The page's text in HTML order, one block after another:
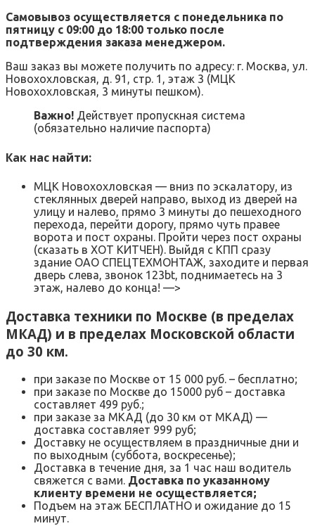
Самовывоз осуществляется с понедельника по
пятницу с 09:00 до 18:00 только после
подтверждения заказа менеджером.
Ваш заказ вы можете получить по адресу: г. Москва, ул.
Новохохловская, д. 91, стр. 1, этаж 3 (МЦК
Новохохловская, 3 минуты пешком).
Важно! Действует пропускная система
(обязательно наличие паспорта)
Как нас найти:
МЦК Новохохловская — вниз по эскалатору, из
стеклянных дверей направо, выход из дверей на
улицу и налево, прямо 3 минуты до пешеходного
перехода, перейти дорогу, прямо чуть правее
ворота и пост охраны. Пройти через пост охраны
(сказать в ХОТ КИТЧЕН). Выйдя с КПП сразу
здание ОАО СПЕЦТЕХМОНТАЖ, заходите и первая
дверь слева, звонок 123bt, поднимаетесь на 3
этаж, налево до конца! —>
Доставка техники по Москве (в пределах
МКАД) и в пределах Московской области
до 30 км.
при заказе по Москве от 15 000 руб. – бесплатно;
при заказе по Москве до 15000 руб – доставка
составляет 499 руб.;
при заказе за МКАД (до 30 км от МКАД) —
доставка составляет 999 руб;
Доставку не осуществляем в праздничные дни и
по выходным (суббота, воскресенье);
Доставка в течение дня, за 1 час наш водитель
свяжется с вами. Доставка по указанному
клиенту времени не осуществляется;
Подъем на этаж БЕСПЛАТНО и ожидание до 15
минут.